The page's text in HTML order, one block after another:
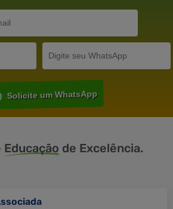
Solicite um WhatsApp
Educação de Excelência.